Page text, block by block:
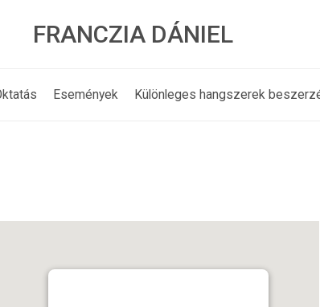
FRANCZIA DÁNIEL
Események Különleges hangszerek